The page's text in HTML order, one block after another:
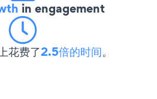
in engagement
花费了2.5倍的时间。